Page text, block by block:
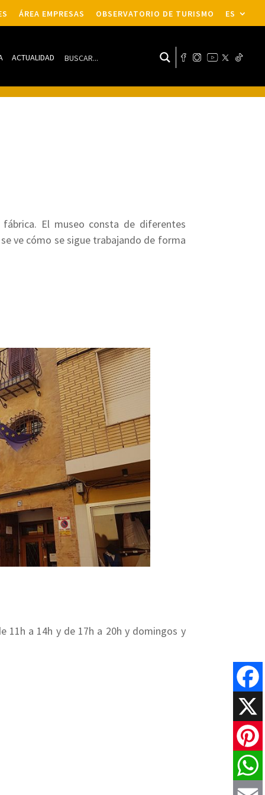
ÁREA EMPRESAS OBSERVATORIO DE TURISMO ES
ACTUALIDAD
El museo consta de diferentes
ve cómo se sigue trabajando de forma
11h a 14h y de 17h a 20h y domingos y
X